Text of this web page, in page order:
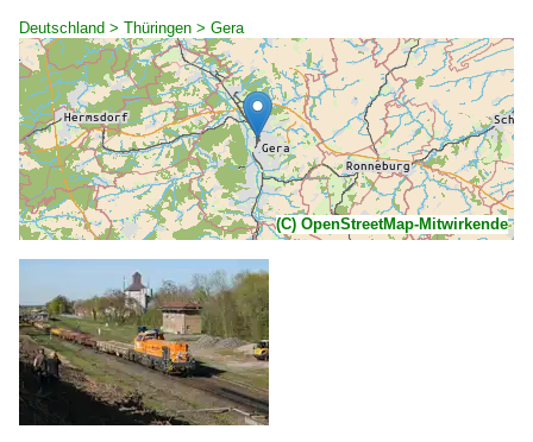
Deutschland > Thüringen > Gera
(C) OpenStreetMap-Mitwirkende